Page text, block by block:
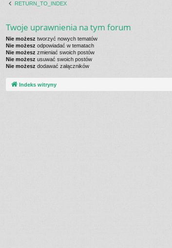
RETURN_TO_INDEX
Twoje uprawnienia na tym forum
Nie możesz tworzyć nowych tematów
Nie możesz odpowiadać w tematach
Nie możesz zmieniać swoich postów
Nie możesz usuwać swoich postów
Nie możesz dodawać załączników
Indeks witryny